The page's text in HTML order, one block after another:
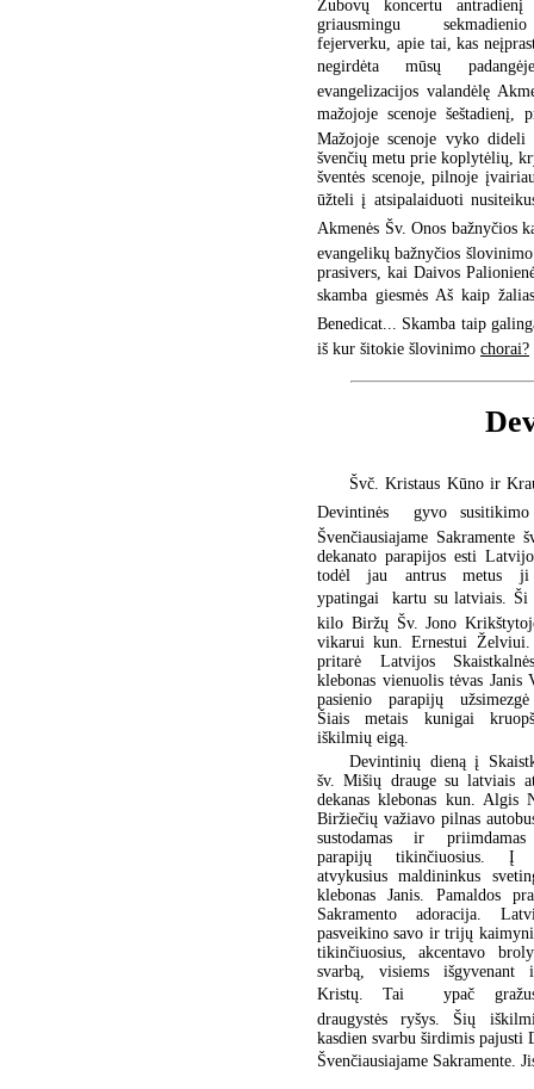
Zubovų koncertu
griausmingu
fejerverku, apie tai, kas
negirdėta mūsų
evangelizacijos valandėlę
mažojoje scenoje šeštadienį,
Mažojoje scenoje vyko
švenčių metu prie koplytėlių,
šventės scenoje, pilnoje
ūžteli į atsipalaiduoti
Akmenės Šv. Onos bažnyčios
evangelikų bažnyčios
prasivers, kai Daivos
skamba giesmės Aš kaip
Benedicat... Skamba taip
iš kur šitokie šlovinimo chorai?
Švč. Kristaus Kūno ir
Devintinės  gyvo
Švenčiausiajame Sakramente
dekanato parapijos esti
todėl jau antrus metus ji
ypatingai  kartu su latviais. Ši
kilo Biržų Šv. Jono
vikarui kun. Ernestui Želviui.
pritarė Latvijos
klebonas vienuolis tėvas Janis
pasienio parapijų
Šiais metais kunigai
iškilmių eigą.
Devintinių dieną į
šv. Mišių drauge su latviais
dekanas klebonas kun. Algis
Biržiečių važiavo pilnas
sustodamas ir
parapijų tikinčiuosius. Į
atvykusius maldininkus
klebonas Janis. Pamaldos
Sakramento adoracija.
pasveikino savo ir trijų
tikinčiuosius, akcentavo
svarbą, visiems išgyvenant
Kristų. Tai  ypač
draugystės ryšys. Šių
kasdien svarbu širdimis pajusti
Švenčiausiajame Sakramente.